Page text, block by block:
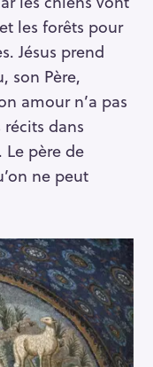
les forêts pour
Jésus prend
son Père,
amour n’a pas
dans
père de
ne peut